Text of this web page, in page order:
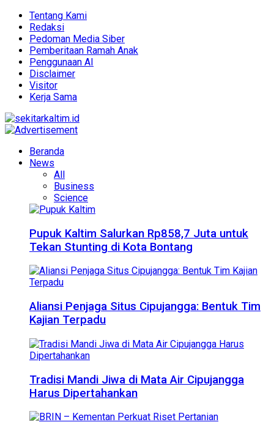
Tentang Kami
Redaksi
Pedoman Media Siber
Pemberitaan Ramah Anak
Penggunaan AI
Disclaimer
Visitor
Kerja Sama
Beranda
News
All
Business
Science
Pupuk Kaltim Salurkan Rp858,7 Juta untuk
Tekan Stunting di Kota Bontang
Aliansi Penjaga Situs Cipujangga: Bentuk Tim
Kajian Terpadu
Tradisi Mandi Jiwa di Mata Air Cipujangga
Harus Dipertahankan